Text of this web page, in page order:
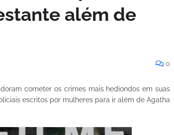
além de
0
cometer os crimes mais hediondos em suas
escritos por mulheres para ir além de Agatha